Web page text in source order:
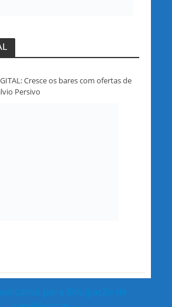
Cresce os bares com ofertas de
Persivo
para divulgação de